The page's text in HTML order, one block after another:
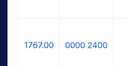
1767.00 0000 2400